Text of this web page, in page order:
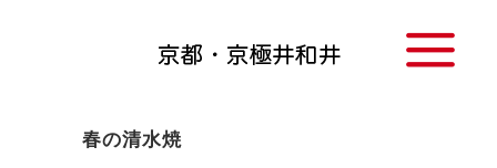
春の清水焼